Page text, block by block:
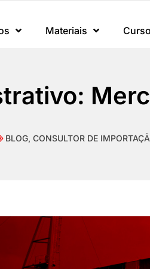
Materiais
BLOG, CONSULTOR DE